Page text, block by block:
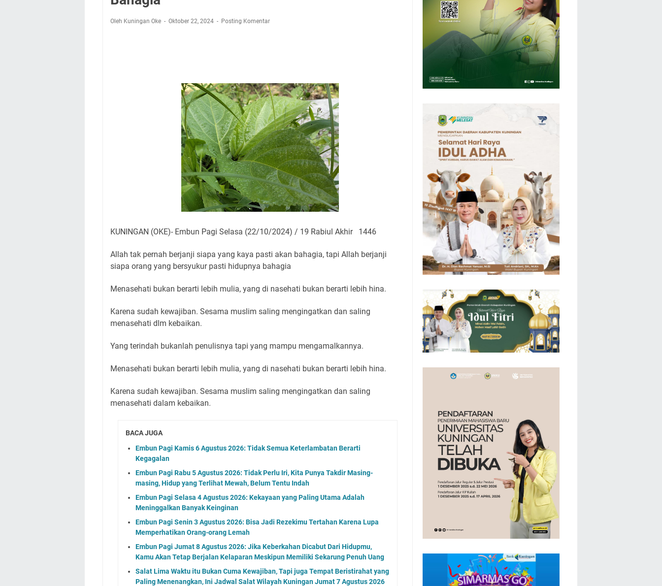
Uniku Jadi Tuan Rumah Pendampingan Penyusunan Dokumen SPMI
Ini Empat Lokasi Samsat Keliling Kuningan Jumat 7 Agustus 2026
Oleh Kuningan Oke Oktober 22, 2024 Posting Komentar
KUNINGAN (OKE)- Embun Pagi Selasa (22/10/2024) / 19 Rabiul Akhir 1446
Allah tak pernah berjanji siapa yang kaya pasti akan bahagia, tapi Allah berjanji
siapa orang yang bersyukur pasti hidupnya bahagia
Menasehati bukan berarti lebih mulia, yang di nasehati bukan berarti lebih hina.
Karena sudah kewajiban. Sesama muslim saling mengingatkan dan saling
menasehati dlm kebaikan.
Yang terindah bukanlah penulisnya tapi yang mampu mengamalkannya.
Menasehati bukan berarti lebih mulia, yang di nasehati bukan berarti lebih hina.
Karena sudah kewajiban. Sesama muslim saling mengingatkan dan saling
menasehati dalam kebaikan.
BACA JUGA
Embun Pagi Kamis 6 Agustus 2026: Tidak Semua Keterlambatan Berarti
Kegagalan
Embun Pagi Rabu 5 Agustus 2026: Tidak Perlu Iri, Kita Punya Takdir Masing-
masing, Hidup yang Terlihat Mewah, Belum Tentu Indah
Embun Pagi Selasa 4 Agustus 2026: Kekayaan yang Paling Utama Adalah
Meninggalkan Banyak Keinginan
Embun Pagi Senin 3 Agustus 2026: Bisa Jadi Rezekimu Tertahan Karena Lupa
Memperhatikan Orang-orang Lemah
Embun Pagi Jumat 8 Agustus 2026: Jika Keberkahan Dicabut Dari Hidupmu,
Kamu Akan Tetap Berjalan Kelaparan Meskipun Memiliki Sekarung Penuh Uang
Salat Lima Waktu itu Bukan Cuma Kewajiban, Tapi juga Tempat Beristirahat yang
Paling Menenangkan, Ini Jadwal Salat Wilayah Kuningan Jumat 7 Agustus 2026